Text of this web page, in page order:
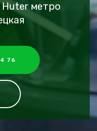
Huter метро
76